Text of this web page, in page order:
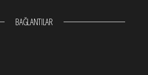
BAĞLANTILAR